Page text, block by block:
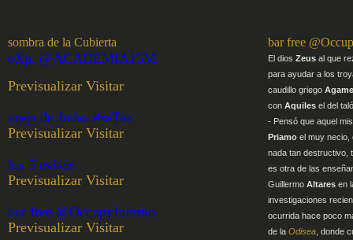
sombra de la Cubierta
eXp. @ACADEMIA15M
Previsualizar Visitar
oreja de Judas #seTas
Previsualizar Visitar
los 5 avisos
Previsualizar Visitar
bar free @OccupyInferno
Previsualizar Visitar
bar free
El dios Zeus al que
para ayudar a los
caudillo griego
con Aquiles el del
- Pensó que aquel
Priamo el muy
nada tan destructivo,
es otra de las
Guillermo Altares en
investigaciones
ocurrida hace poco
de la Odisea , donde